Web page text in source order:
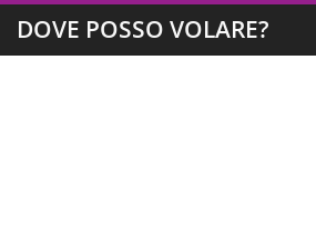
DOVE POSSO VOLARE?